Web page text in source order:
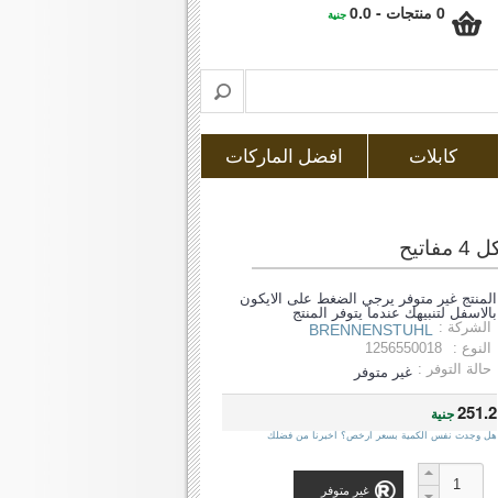
0 منتجات - 0.0 جنية
كابلات افضل الماركات
المنتج غير متوفر يرجي الضغط على الايكون
بالاسفل لتنبيهك عندما يتوفر المنتج
الشركة :
BRENNENSTUHL
النوع :
1256550018
حالة التوفر : غير متوفر
251.2جنية
هل وجدت نفس الكمية بسعر ارخص؟ اخبرنا من فضلك
غير متوفر